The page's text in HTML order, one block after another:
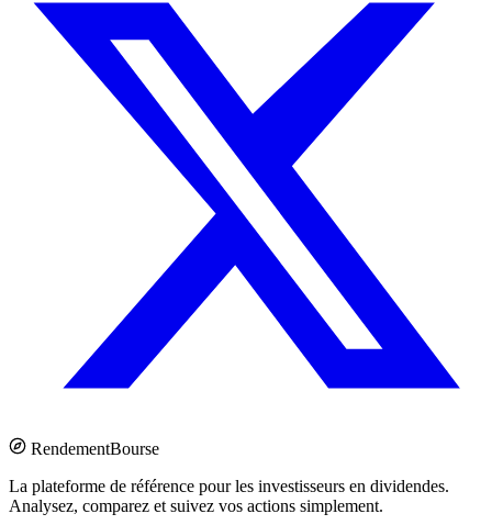
RendementBourse
La plateforme de référence pour les investisseurs en dividendes.
Analysez, comparez et suivez vos actions simplement.